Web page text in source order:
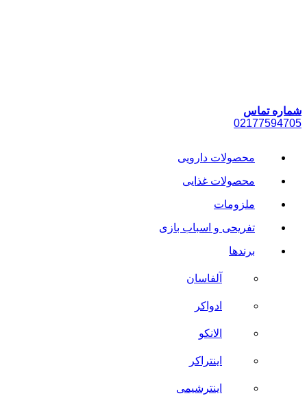
شماره تماس
02177594705
محصولات دارویی
محصولات غذایی
ملزومات
تفریحی و اسباب بازی
برندها
آلفاسان
ادواکر
الانکو
اینتراکر
اینترشیمی